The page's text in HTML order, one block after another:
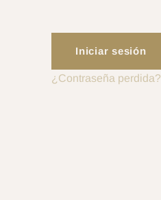
Iniciar sesión
¿Contraseña perdida?